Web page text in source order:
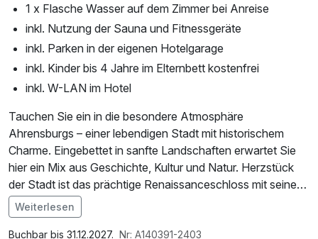
1 x Flasche Wasser auf dem Zimmer bei Anreise
inkl. Nutzung der Sauna und Fitnessgeräte
inkl. Parken in der eigenen Hotelgarage
inkl. Kinder bis 4 Jahre im Elternbett kostenfrei
inkl. W-LAN im Hotel
Tauchen Sie ein in die besondere Atmosphäre
Ahrensburgs – einer lebendigen Stadt mit historischem
Charme. Eingebettet in sanfte Landschaften erwartet Sie
hier ein Mix aus Geschichte, Kultur und Natur. Herzstück
der Stadt ist das prächtige Renaissanceschloss mit seinem
idyllischen Park – ein beliebter Ort für Spaziergänge, Fotos
und kleine Auszeiten. In der Innenstadt laden gemütliche
Cafés, inhabergeführte Geschäfte und Wochenmärkte zum
Im Angebot enthalten
1 Flasche Mineralwasser, Saunabenutzung, Saunatuch,
Weiterlesen
Buchbar bis 31.12.2027. Nr: A140391-2403